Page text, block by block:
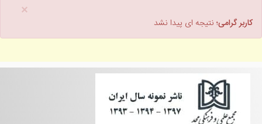
×
کاربر گرامی؛ نتیجه ای پیدا نشد